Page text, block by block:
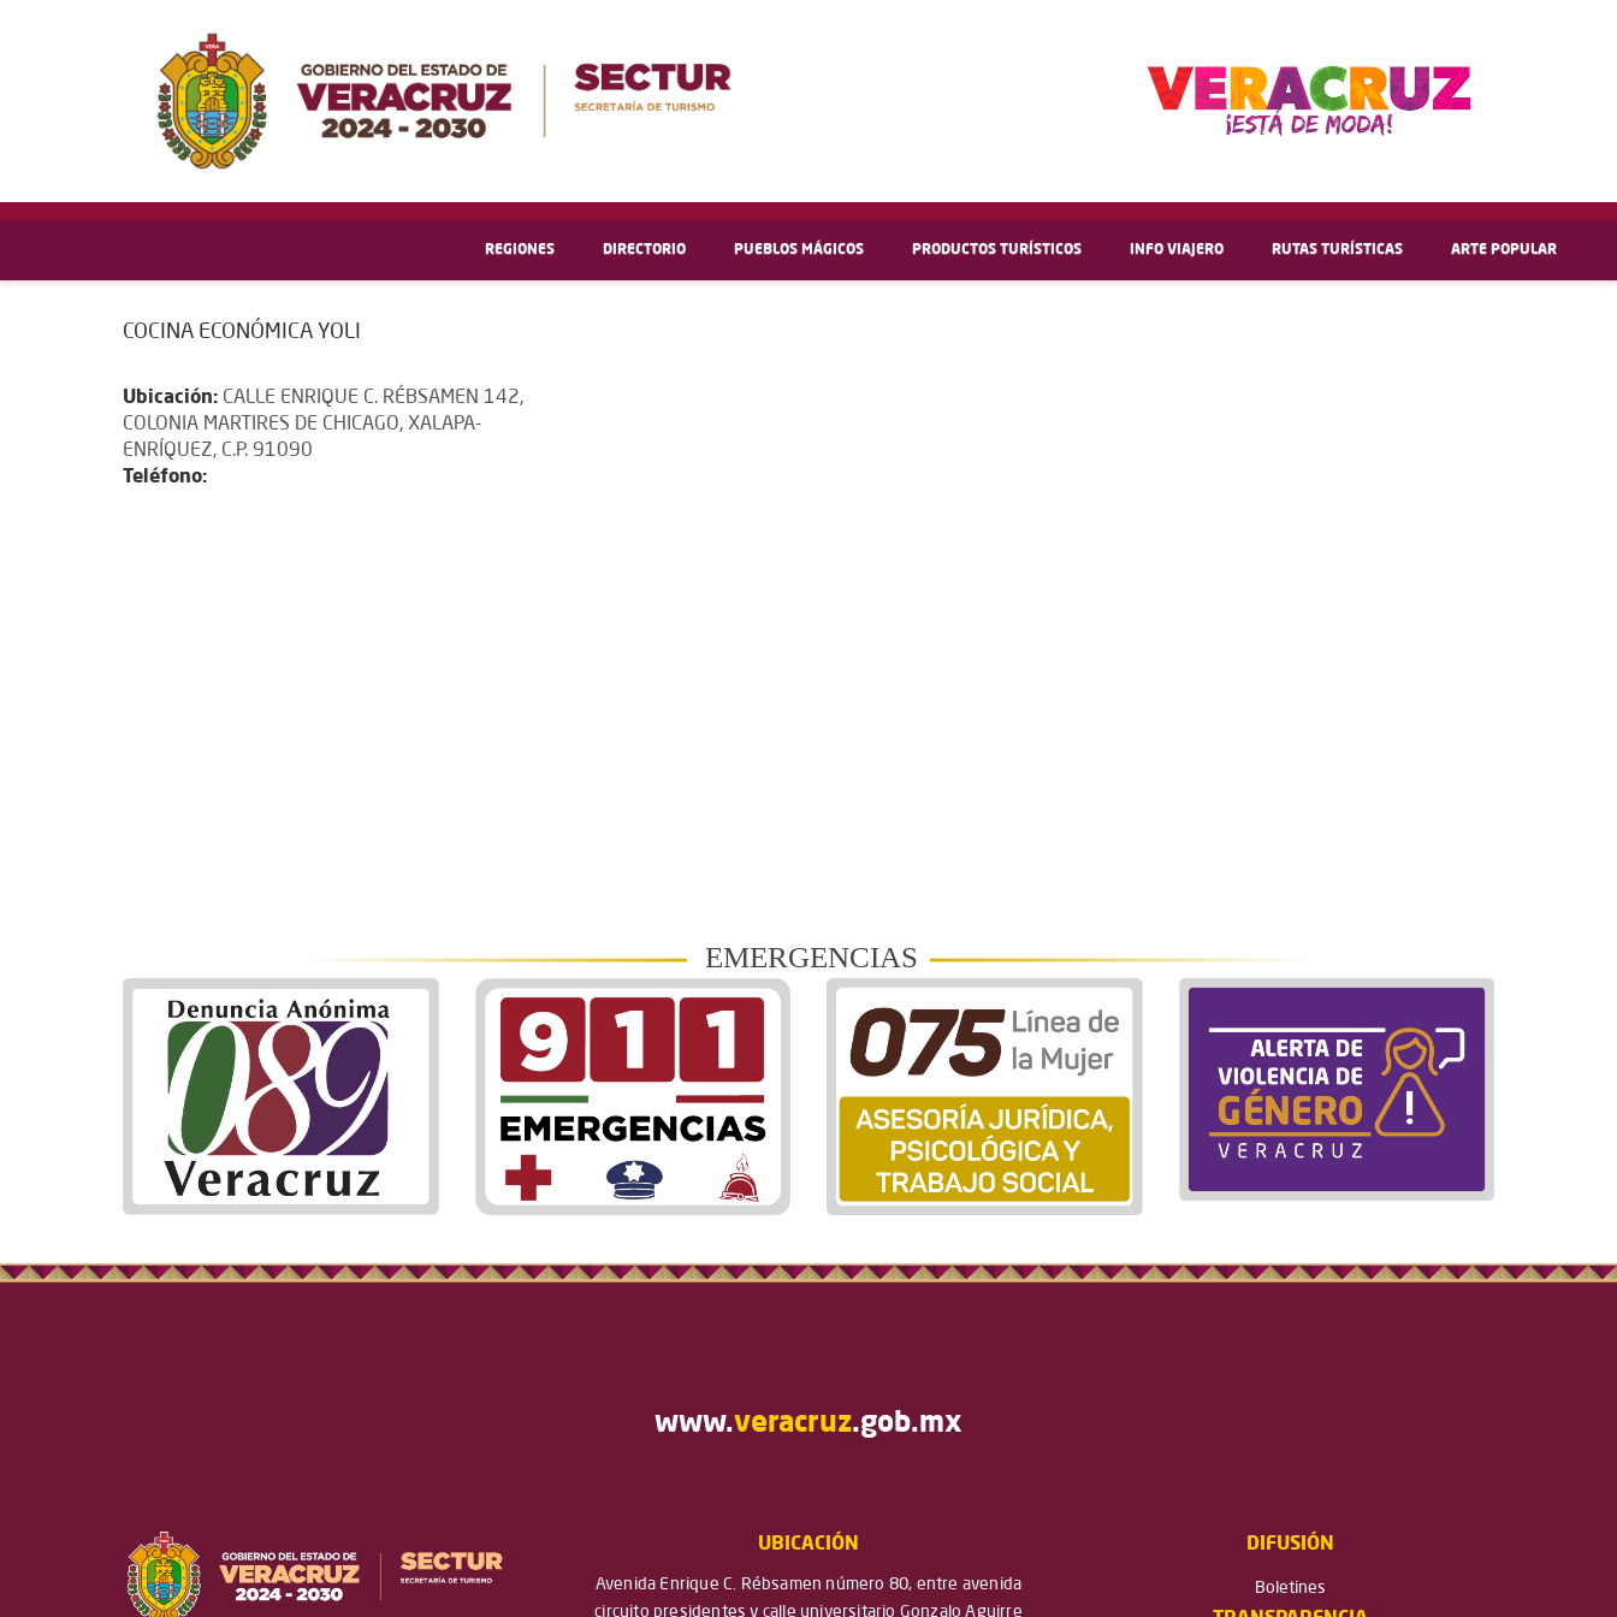
REGIONES DIRECTORIO PUEBLOS MÁGICOS PRODUCTOS TURÍSTICOS INFO VIAJERO RUTAS TURÍSTICAS ARTE POPULAR
COCINA ECONÓMICA YOLI
Ubicación: CALLE ENRIQUE C. RÉBSAMEN 142,
COLONIA MARTIRES DE CHICAGO, XALAPA-
ENRÍQUEZ, C.P. 91090
Teléfono:
EMERGENCIAS
www.veracruz.gob.mx
UBICACIÓN
Avenida Enrique C. Rébsamen número 80, entre avenida
circuito presidentes y calle universitario Gonzalo Aguirre
DIFUSIÓN
Boletines